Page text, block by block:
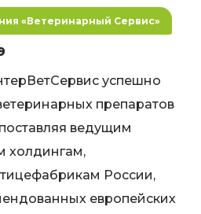
«Ветеринарный Сервис»
успешно
препаратов
ведущим
холдингам,
России,
европейских